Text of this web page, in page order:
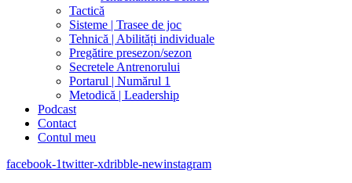
Tactică
Sisteme | Trasee de joc
Tehnică | Abilități individuale
Pregătire presezon/sezon
Secretele Antrenorului
Portarul | Numărul 1
Metodică | Leadership
Podcast
Contact
Contul meu
facebook-1twitter-xdribble-newinstagram